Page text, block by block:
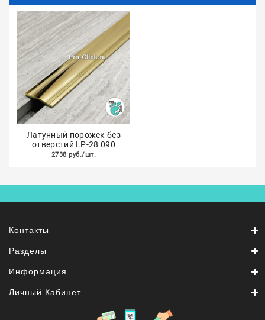
Латунный порожек без
отверстий LP-28 090
2738 руб./шт.
Контакты
Разделы
Информация
Личный Кабинет